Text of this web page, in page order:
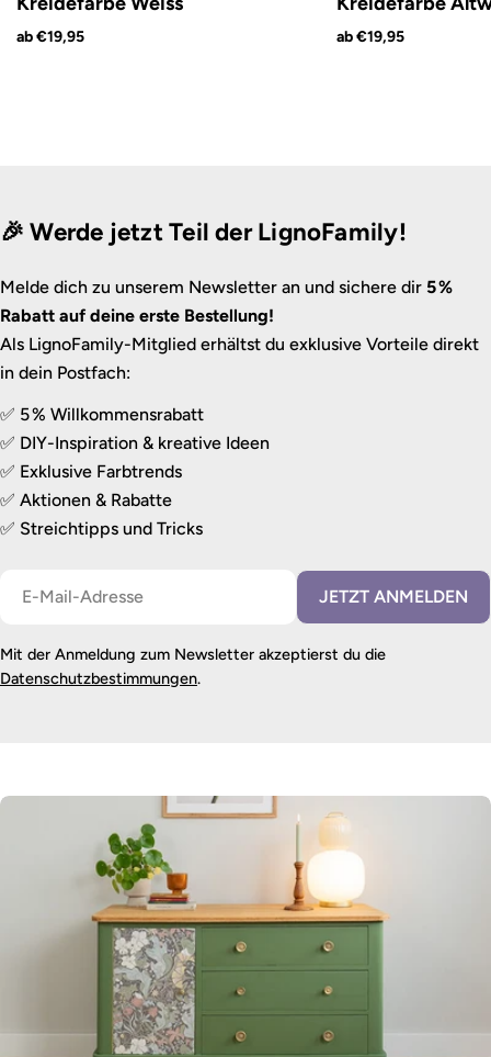
ab €19,95 ab €19,95
🎉 Werde jetzt Teil der LignoFamily!
Melde dich zu unserem Newsletter an und sichere dir 5 %
Rabatt auf deine erste Bestellung!
Als LignoFamily-Mitglied erhältst du exklusive Vorteile direkt
in dein Postfach:
✅ 5 % Willkommensrabatt
✅ DIY-Inspiration & kreative Ideen
✅ Exklusive Farbtrends
✅ Aktionen & Rabatte
✅ Streichtipps und Tricks
JETZT ANMELDEN
Mit der Anmeldung zum Newsletter akzeptierst du die
Datenschutzbestimmungen.